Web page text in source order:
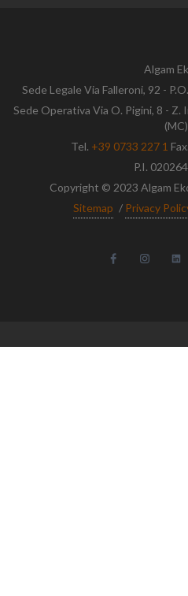
Algam
Sede Legale Via Falleroni, 92 -
Sede Operativa Via O. Pigini, 8 -
(MC)
Tel. +39 0733 227 1
P.I.
Copyright © 2023 Algam
Sitemap / Privacy